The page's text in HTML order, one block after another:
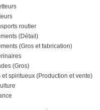
routier
(Détail)
(Gros et fabrication)
(Gros)
spiritueux (Production et vente)